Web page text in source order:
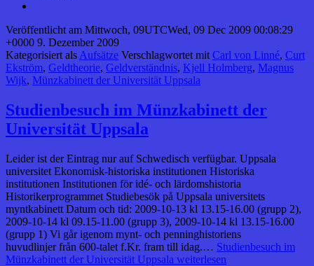
Veröffentlicht am Mittwoch, 09UTCWed, 09 Dec 2009 00:08:29
+0000 9. Dezember 2009
Kategorisiert als Aufsätze Verschlagwortet mit Carl von Linné, Curt
Ekström, Geldtheorie, Geldverständnis, Kjell Holmberg, Magnus
Wijk, Münzkabinett der Universität Uppsala
Studienbesuch im Münzkabinett der
Universität Uppsala
Leider ist der Eintrag nur auf Schwedisch verfügbar. Uppsala
universitet Ekonomisk-historiska institutionen Historiska
institutionen Institutionen för idé- och lärdomshistoria
Historikerprogrammet Studiebesök på Uppsala universitets
myntkabinett Datum och tid: 2009-10-13 kl 13.15-16.00 (grupp 2),
2009-10-14 kl 09.15-11.00 (grupp 3), 2009-10-14 kl 13.15-16.00
(grupp 1) Vi går igenom mynt- och penninghistoriens
huvudlinjer från 600-talet f.Kr. fram till idag.… Studienbesuch im
Münzkabinett der Universität Uppsala weiterlesen